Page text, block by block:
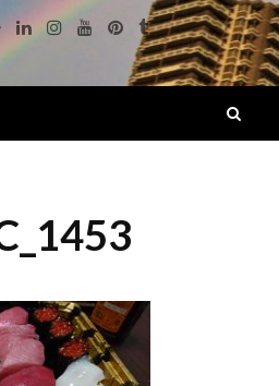
Google+LinkedinInstagramYoutube
Pinterest
Tumblr